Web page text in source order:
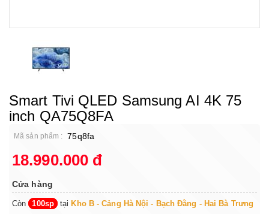
Smart Tivi QLED Samsung AI 4K 75
inch QA75Q8FA
Mã sản phẩm : 75q8fa
18.990.000 đ
Cửa hàng
Còn 100sp tạiKho B - Cảng Hà Nội - Bạch Đằng - Hai Bà Trưng